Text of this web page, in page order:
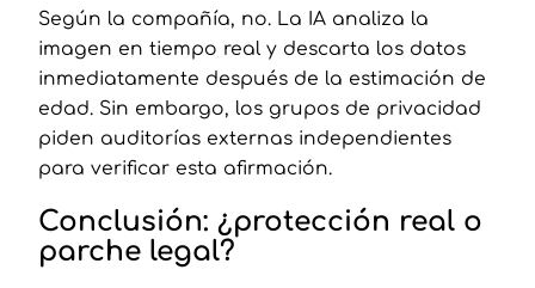
Según la compañía, no. La IA analiza la
imagen en tiempo real y descarta los datos
inmediatamente después de la estimación de
edad. Sin embargo, los grupos de privacidad
piden auditorías externas independientes
para verificar esta afirmación.
Conclusión: ¿protección real o
parche legal?